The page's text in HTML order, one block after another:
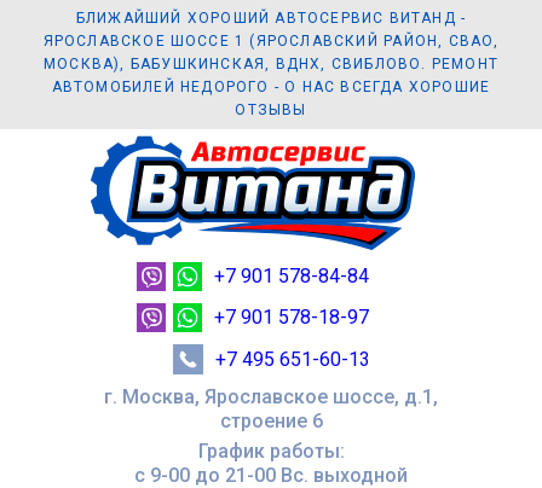
БЛИЖАЙШИЙ ХОРОШИЙ АВТОСЕРВИС ВИТАНД -
ЯРОСЛАВСКОЕ ШОССЕ 1 (ЯРОСЛАВСКИЙ РАЙОН, СВАО,
МОСКВА), БАБУШКИНСКАЯ, ВДНХ, СВИБЛОВО. РЕМОНТ
АВТОМОБИЛЕЙ НЕДОРОГО - О НАС ВСЕГДА ХОРОШИЕ
ОТЗЫВЫ
г. Москва, Ярославское шоссе, д.1,
строение 6
График работы:
с 9-00 до 21-00 Вc. выходной
+7 901 578-84-84
+7 901 578-18-97
+7 495 651-60-13